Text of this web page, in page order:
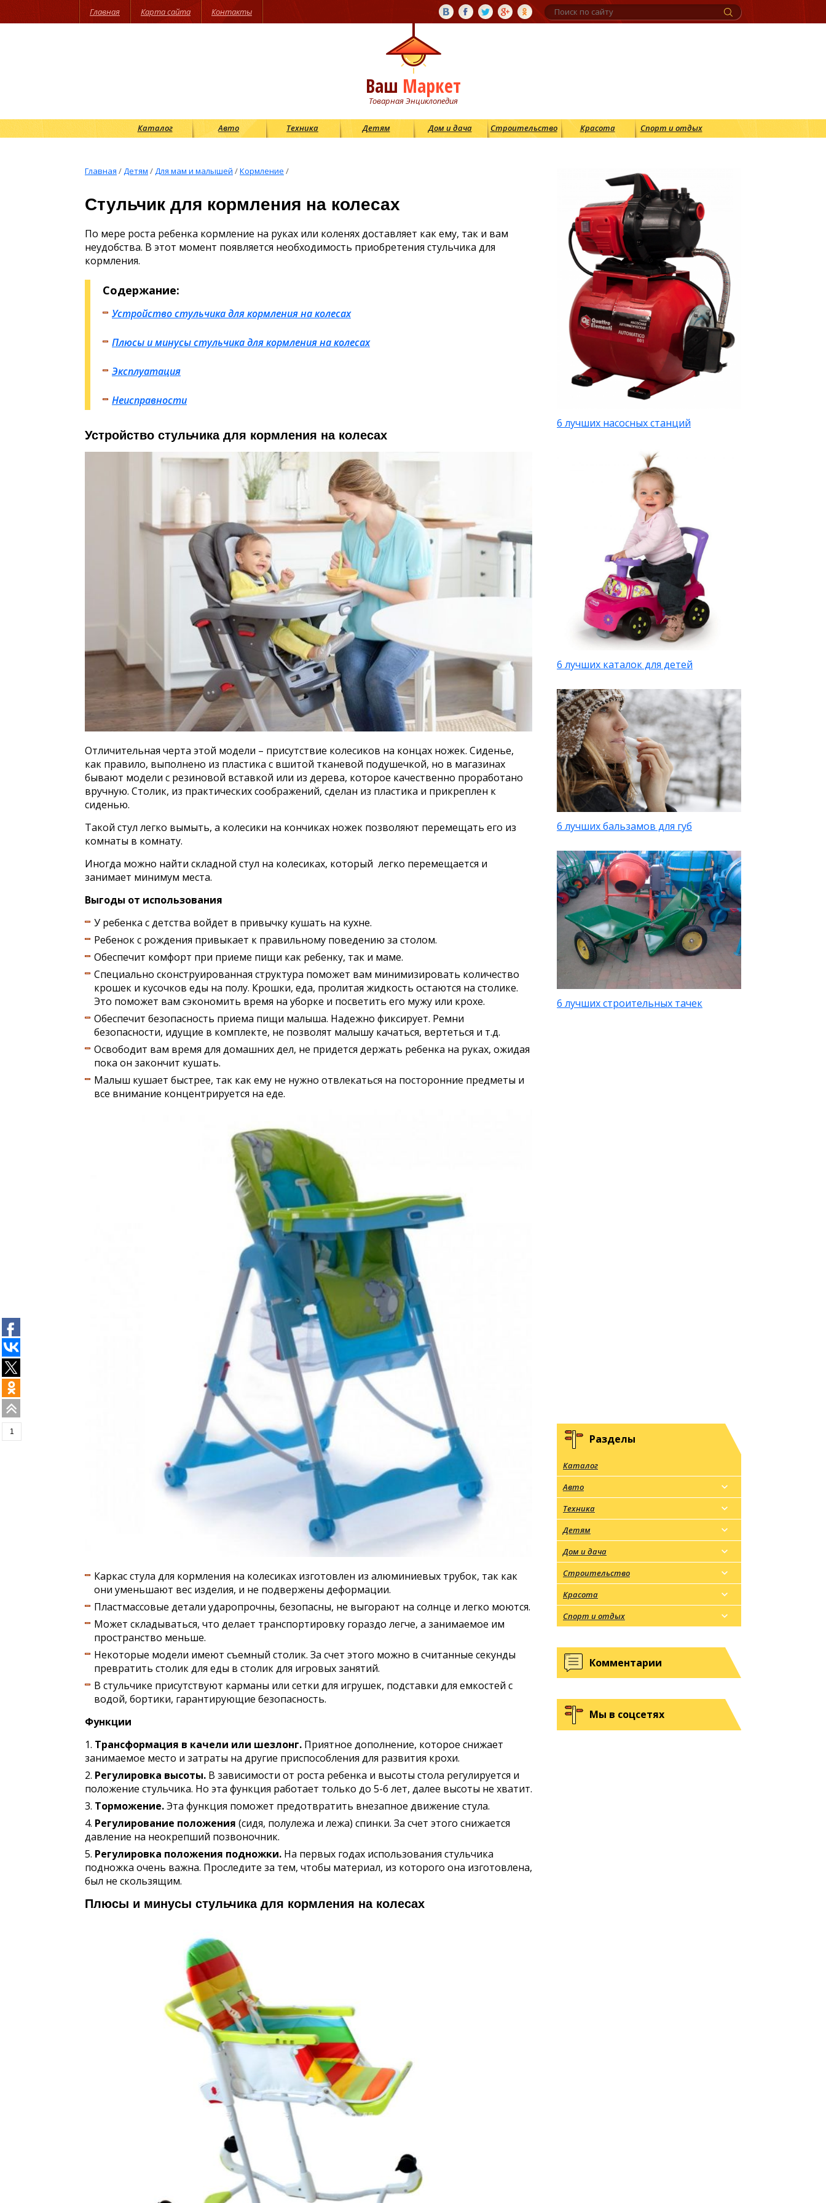
Главная Карта сайта Контакты
Ваш Маркет
Товарная Энциклопедия
Каталог Авто Техника Детям Дом и дача Строительство Красота Спорт и отдых
Главная /Детям /Для мам и малышей /Кормление /
Стульчик для кормления на колесах
По мере роста ребенка кормление на руках или коленях доставляет как ему, так и вам
неудобства. В этот момент появляется необходимость приобретения стульчика для
кормления.
Содержание:
Устройство стульчика для кормления на колесах
Плюсы и минусы стульчика для кормления на колесах
Эксплуатация
Неисправности
Устройство стульчика для кормления на колесах
Отличительная черта этой модели – присутствие колесиков на концах ножек. Сиденье,
как правило, выполнено из пластика с вшитой тканевой подушечкой, но в магазинах
бывают модели с резиновой вставкой или из дерева, которое качественно проработано
вручную. Столик, из практических соображений, сделан из пластика и прикреплен к
сиденью.
Такой стул легко вымыть, а колесики на кончиках ножек позволяют перемещать его из
комнаты в комнату.
Иногда можно найти складной стул на колесиках, который легко перемещается и
занимает минимум места.
Выгоды от использования
У ребенка с детства войдет в привычку кушать на кухне.
Ребенок с рождения привыкает к правильному поведению за столом.
Обеспечит комфорт при приеме пищи как ребенку, так и маме.
Специально сконструированная структура поможет вам минимизировать количество
крошек и кусочков еды на полу. Крошки, еда, пролитая жидкость остаются на столике.
Это поможет вам сэкономить время на уборке и посветить его мужу или крохе.
Обеспечит безопасность приема пищи малыша. Надежно фиксирует. Ремни
безопасности, идущие в комплекте, не позволят малышу качаться, вертеться и т.д.
Освободит вам время для домашних дел, не придется держать ребенка на руках, ожидая
пока он закончит кушать.
Малыш кушает быстрее, так как ему не нужно отвлекаться на посторонние предметы и
все внимание концентрируется на еде.
Каркас стула для кормления на колесиках изготовлен из алюминиевых трубок, так как
они уменьшают вес изделия, и не подвержены деформации.
Пластмассовые детали ударопрочны, безопасны, не выгорают на солнце и легко моются.
Может складываться, что делает транспортировку гораздо легче, а занимаемое им
пространство меньше.
Некоторые модели имеют съемный столик. За счет этого можно в считанные секунды
превратить столик для еды в столик для игровых занятий.
В стульчике присутствуют карманы или сетки для игрушек, подставки для емкостей с
водой, бортики, гарантирующие безопасность.
Функции
Трансформация в качели или шезлонг. Приятное дополнение, которое снижает
занимаемое место и затраты на другие приспособления для развития крохи.
Регулировка высоты. В зависимости от роста ребенка и высоты стола регулируется и
положение стульчика. Но эта функция работает только до 5-6 лет, далее высоты не хватит.
Торможение.Эта функция поможет предотвратить внезапное движение стула.
Регулирование положения (сидя, полулежа и лежа) спинки. За счет этого снижается
давление на неокрепший позвоночник.
Регулировка положения подножки. На первых годах использования стульчика
подножка очень важна. Проследите за тем, чтобы материал, из которого она изготовлена,
был не скользящим.
Плюсы и минусы стульчика для кормления на колесах
6 лучших насосных станций
6 лучших каталок для детей
6 лучших бальзамов для губ
6 лучших строительных тачек
Разделы
Каталог
Авто
Техника
Детям
Дом и дача
Строительство
Красота
Спорт и отдых
Комментарии
Мы в соцсетях
1